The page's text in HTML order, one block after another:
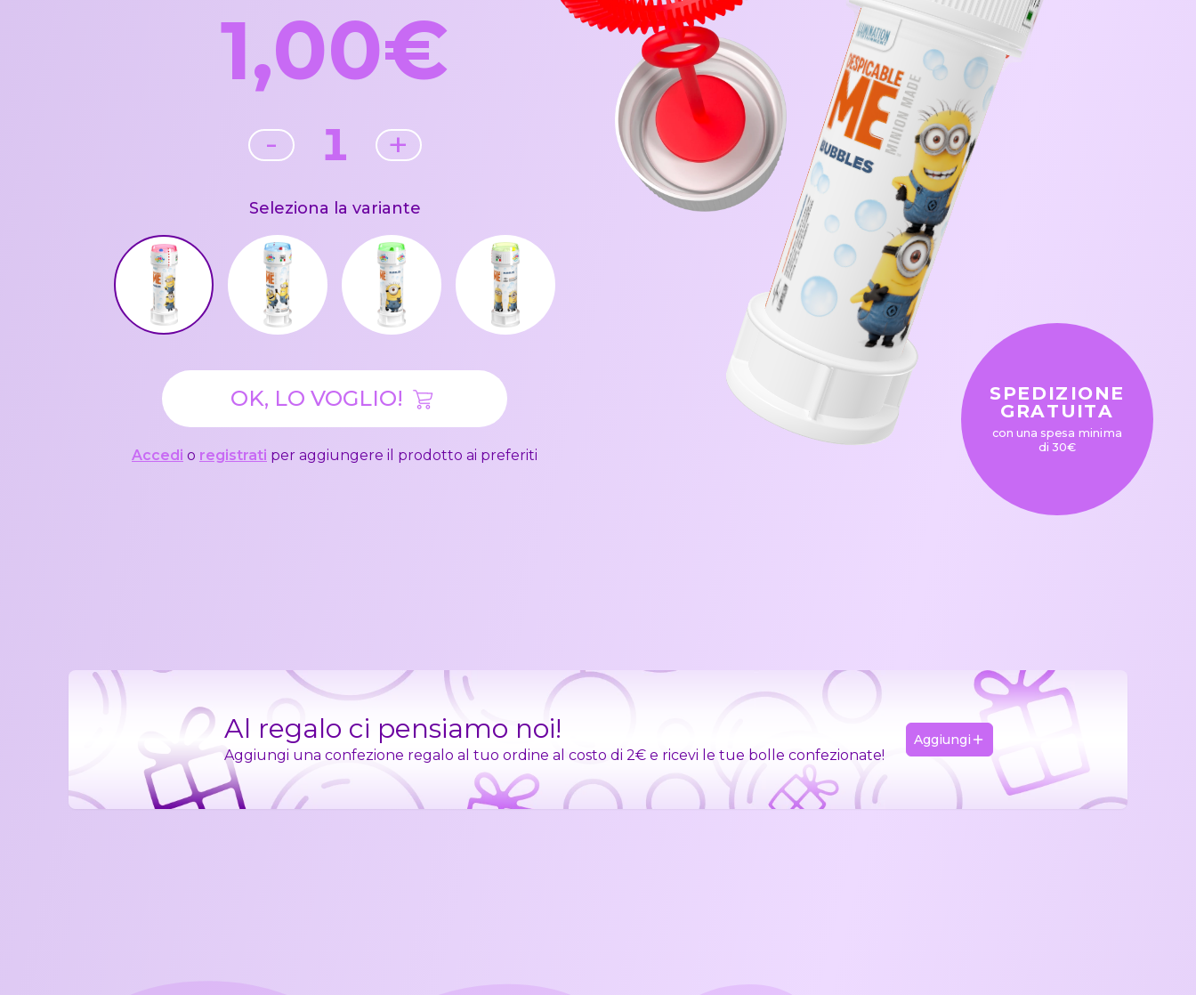
1,00€
- 1 +
Seleziona la variante
OK, LO VOGLIO!
Accedi o registrati per aggiungere il prodotto ai preferiti
SPEDIZIONE
GRATUITA
con una spesa minima
di 30€
Al regalo ci pensiamo noi!
Aggiungi una confezione regalo al tuo ordine al costo di 2€ e ricevi le tue bolle confezionate!
Aggiungi